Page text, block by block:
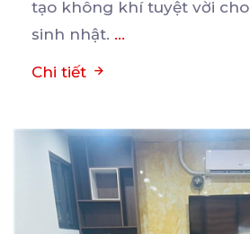
tạo không khí tuyệt vời
sinh nhật. ...
Chi tiết